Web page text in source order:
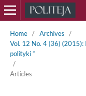
Home / Archives
/
Vol. 12 No. 4 (36) (2015):
polityki ”
/
Articles